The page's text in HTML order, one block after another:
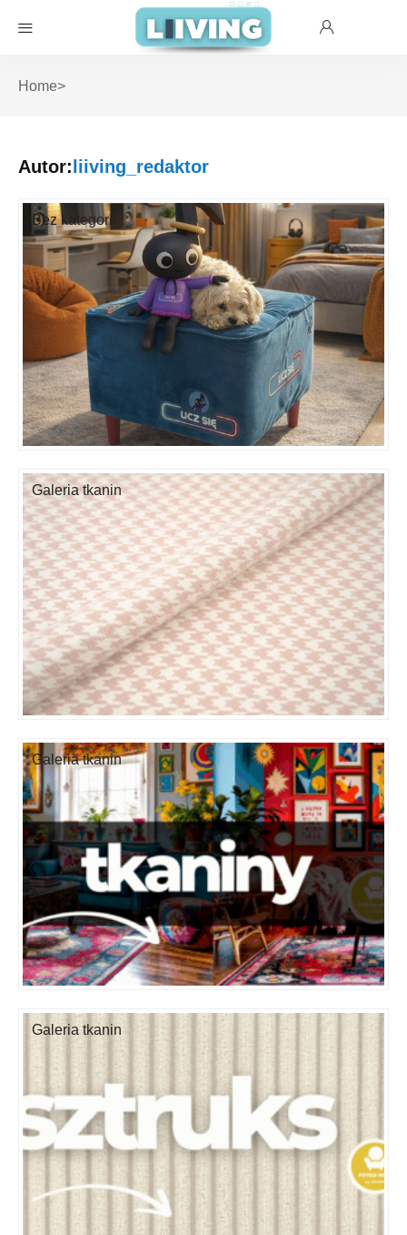
Home>
Autor: liiving_redaktor
Bez kategorii
Galeria tkanin
Galeria tkanin
Galeria tkanin